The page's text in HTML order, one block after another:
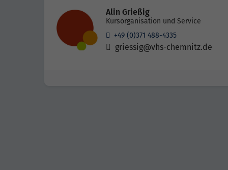
Alin Grießig
Kursorganisation und Service
+49 (0)371 488-4335
griessig@vhs-chemnitz.de